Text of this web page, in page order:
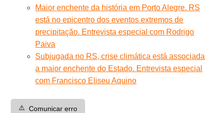
Maior enchente da história em Porto Alegre. RS
está no epicentro dos eventos extremos de
precipitação. Entrevista especial com Rodrigo
Paiva
Subjugada no RS, crise climática está associada
a maior enchente do Estado. Entrevista especial
com Francisco Eliseu Aquino
⚠️ Comunicar erro